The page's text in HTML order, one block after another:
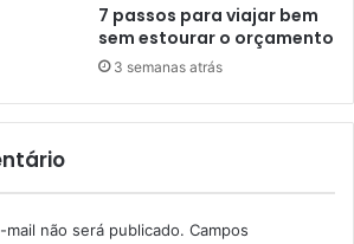
7 passos para viajar bem
sem estourar o orçamento
3 semanas atrás
não será publicado. Campos